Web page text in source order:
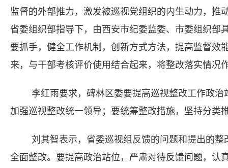
监督的外部推力，激发被巡视党组织的内生动力，
省委组织部指导下，由西安市纪委监委、市委组织部
要抓手，健全工作机制，创新方式方法，提高监督效
来，与干部考核评价使用结合起来，将整改落实情况
李红雨要求，碑林区委要提高巡视整改工作政
加强巡视整改统一领导；要统筹整改措施，坚持分类
刘其智表示，省委巡视组反馈的问题和提出的
全面整改。要提高政治站位，严肃对待反馈问题，认